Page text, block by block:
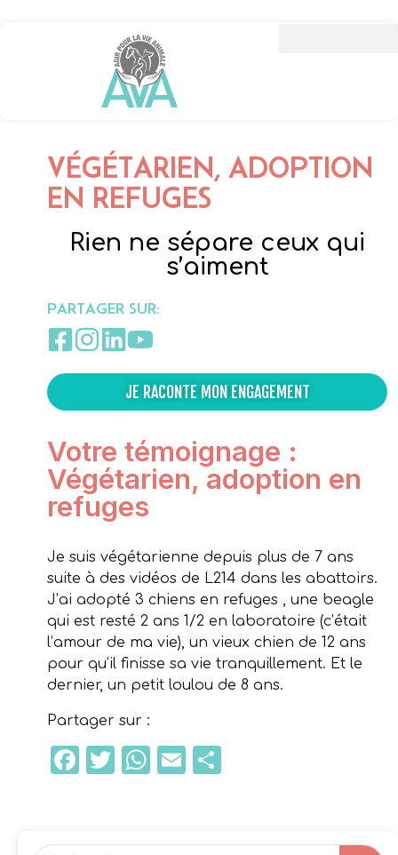
VÉGÉTARIEN, ADOPTION
EN REFUGES
Rien ne sépare ceux qui
s’aiment
PARTAGER SUR:
JE RACONTE MON ENGAGEMENT
Votre témoignage :
Végétarien, adoption en
refuges
Je suis végétarienne depuis plus de 7 ans
suite à des vidéos de L214 dans les abattoirs.
J’ai adopté 3 chiens en refuges , une beagle
qui est resté 2 ans 1/2 en laboratoire (c’était
l’amour de ma vie), un vieux chien de 12 ans
pour qu’il finisse sa vie tranquillement. Et le
dernier, un petit loulou de 8 ans.
Partager sur :
Facebook
Twitter
WhatsApp
Email